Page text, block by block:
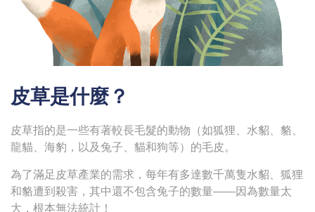
皮草是什麼？
皮草指的是一些有著較長毛髮的動物（如狐狸、水貂、貉、
龍貓、海豹，以及兔子、貓和狗等）的毛皮。
為了滿足皮草產業的需求，每年有多達數千萬隻水貂、狐狸
和貉遭到殺害，其中還不包含兔子的數量——因為數量太
大，根本無法統計！